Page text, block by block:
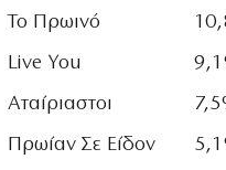
Το Πρωινό
Live You
Αταίριαστοι
Πρωίαν Σε Είδον